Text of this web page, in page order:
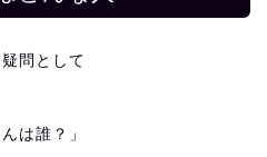
問として
は誰？」